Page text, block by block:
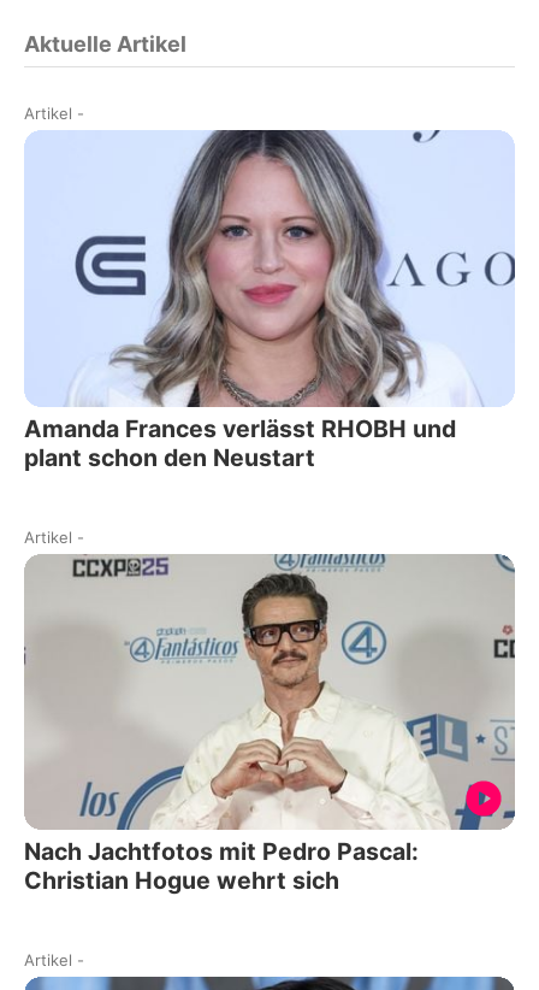
Aktuelle Artikel
Artikel -
Amanda Frances verlässt RHOBH und
plant schon den Neustart
Artikel -
Nach Jachtfotos mit Pedro Pascal:
Christian Hogue wehrt sich
Artikel -